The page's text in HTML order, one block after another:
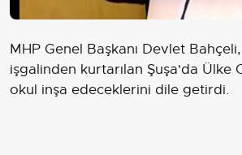
MHP Genel Başkanı Devlet
işgalinden kurtarılan Şuşa'da Ülke
okul inşa edeceklerini dile getirdi.